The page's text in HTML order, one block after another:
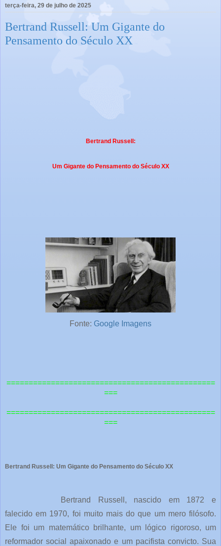
terça-feira, 29 de julho de 2025
Bertrand Russell: Um Gigante do
Pensamento do Século XX
Bertrand Russell:
Um Gigante do Pensamento do Século XX
Fonte: Google Imagens
===============================================
===
===============================================
===
Bertrand Russell: Um Gigante do Pensamento do Século XX
Bertrand Russell, nascido em 1872 e
falecido em 1970, foi muito mais do que um mero filósofo.
Ele foi um matemático brilhante, um lógico rigoroso, um
reformador social apaixonado e um pacifista convicto. Sua